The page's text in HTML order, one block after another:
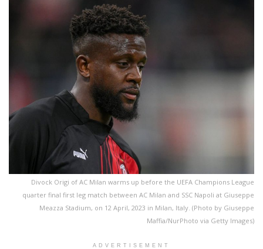
Divock Origi of AC Milan warms up before the UEFA Champions League
quarter final first leg match between AC Milan and SSC Napoli at Giuseppe
Meazza Stadium, on 12 April, 2023 in Milan, Italy. (Photo by Giuseppe
Maffia/NurPhoto via Getty Images)
ADVERTISEMENT